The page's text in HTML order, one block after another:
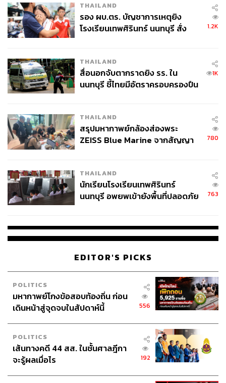
THAILAND
รอง ผบ.ตร. บัญชาการเหตุยิง
โรงเรียนเทพศิรินทร์ นนทบุรี สั่ง
1.2K
THAILAND
สื่อนอกจับตากราดยิง รร. ใน
นนทบุรี ชี้ไทยมีอัตราครอบครองปืน
1K
THAILAND
สรุปมหากาพย์กล้องส่องพระ
ZEISS Blue Marine จากสัญญา
จ่ายหนี้-แอบระบุแบรนด์
780
THAILAND
นักเรียนโรงเรียนเทพศิรินทร์
นนทบุรี อพยพเข้ายังพื้นที่ปลอดภัย
763
EDITOR'S PICKS
POLITICS
มหากาพย์โกงข้อสอบท้องถิ่น ก่อน
เดินหน้าสู่จุดจบในสัปดาห์นี้
556
POLITICS
เส้นทางคดี 44 สส. ในชั้นศาลฎีกา
จะรู้ผลเมื่อไร
192